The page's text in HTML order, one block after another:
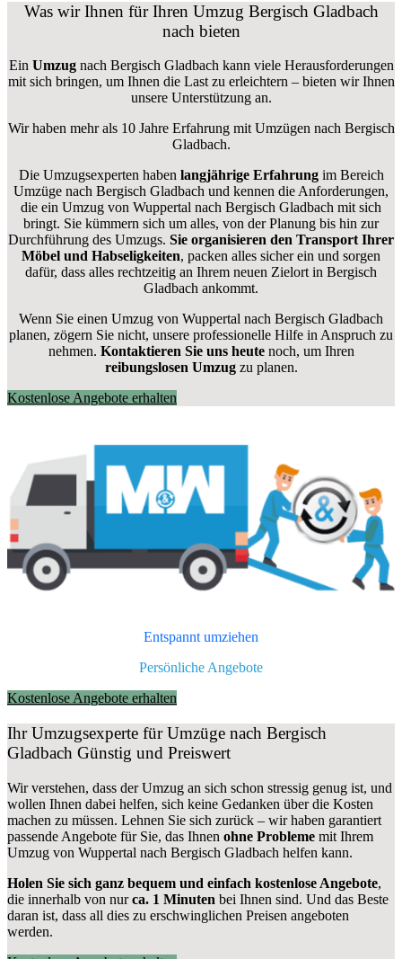
Was wir Ihnen für Ihren Umzug Bergisch Gladbach
nach bieten
Ein Umzugnach Bergisch Gladbach kann viele Herausforderungen
mit sich bringen, um Ihnen die Last zu erleichtern – bieten wir Ihnen
unsere Unterstützung an.
Wir haben mehr als 10 Jahre Erfahrung mit Umzügen nach Bergisch
Gladbach.
Die Umzugsexperten haben langjährige Erfahrungim Bereich
Umzüge nach Bergisch Gladbach und kennen die Anforderungen,
die ein Umzug von Wuppertal nach Bergisch Gladbach mit sich
bringt. Sie kümmern sich um alles, von der Planung bis hin zur
Durchführung des Umzugs. Sie organisieren den Transport Ihrer
Möbel und Habseligkeiten, packen alles sicher ein und sorgen
dafür, dass alles rechtzeitig an Ihrem neuen Zielort in Bergisch
Gladbach ankommt.
Wenn Sie einen Umzug von Wuppertal nach Bergisch Gladbach
planen, zögern Sie nicht, unsere professionelle Hilfe in Anspruch zu
nehmen. Kontaktieren Sie uns heutenoch, um Ihren
reibungslosen Umzugzu planen.
Kostenlose Angebote erhalten
Entspannt umziehen
Persönliche Angebote
Kostenlose Angebote erhalten
Ihr Umzugsexperte für Umzüge nach Bergisch
Gladbach Günstig und Preiswert
Wir verstehen, dass der Umzug an sich schon stressig genug ist, und
wollen Ihnen dabei helfen, sich keine Gedanken über die Kosten
machen zu müssen. Lehnen Sie sich zurück – wir haben garantiert
passende Angebote für Sie, das Ihnen ohne Probleme mit Ihrem
Umzug von Wuppertal nach Bergisch Gladbach helfen kann.
Holen Sie sich ganz bequem und einfach kostenlose Angebote,
die innerhalb von nurca. 1 Minuten bei Ihnen sind. Und das Beste
daran ist, dass all dies zu erschwinglichen Preisen angeboten
werden.